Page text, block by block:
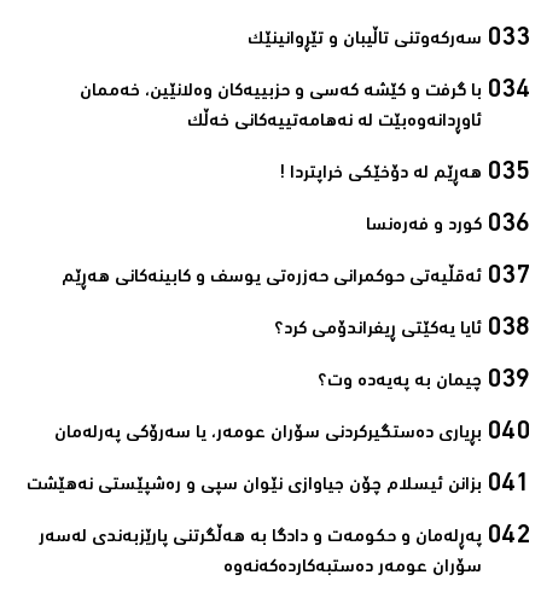
سەرکەوتنی تاڵیبان و تێڕوانینێک‌
با گرفت و كێشه‌ كه‌سی و حزبییه‌كان وه‌لانێین، خه‌ممان
ئاوڕدانه‌وه‌بێت له‌ نه‌هامه‌تییه‌كانی خه‌ڵك‌
ھەڕێم لە دۆخێکی خراپتردا !‌
کورد و فەرەنسا‌
ئەقڵیەتی حوکمرانی حەزرەتی یوسف و کابینەکانی ھەڕێم‌
ئایا یەكێتی ڕیفراندۆمی كرد؟‌
چیمان به‌ پەیەدە وت؟‌
بڕیاری دەستگیرکردنی سۆران عومەر، یا سەرۆکی پەرلەمان‌
بزانن ئیسلام چۆن جیاوازی نێوان سپی و رەشپێستی نەھێشت‌
پەڕلەمان و حکومەت و دادگا بە ھەڵگرتنی پارێزبەندی لەسەر
سۆران عومەر دەستبەکاردەکەنەوە‌